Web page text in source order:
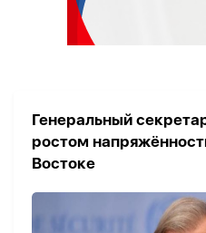
Генеральный
ростом
Востоке